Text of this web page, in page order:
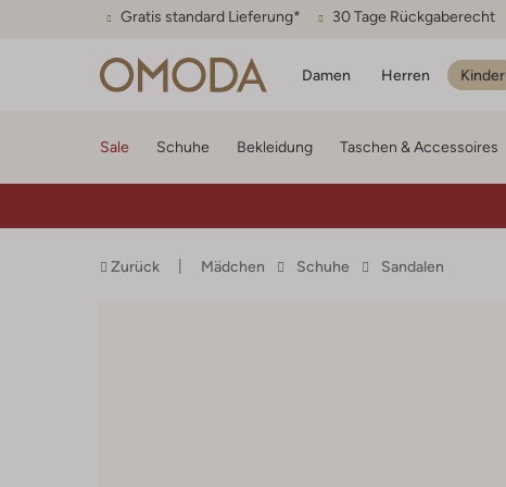
Gratis standard Lieferung* 30 Tage Rückgaberecht
Damen Herren Kinder
Sale Schuhe Bekleidung Taschen & Accessoires
Zurück Mädchen Schuhe Sandalen